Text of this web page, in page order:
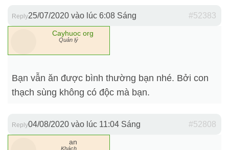
25/07/2020 vào lúc 6:08 Sáng #52383
Reply
Cayhuoc org
Quản lý
Bạn vẫn ăn được bình thường bạn nhé. Bởi con
thạch sùng không có độc mà bạn.
04/08/2020 vào lúc 11:04 Sáng #52808
Reply
an
Khách